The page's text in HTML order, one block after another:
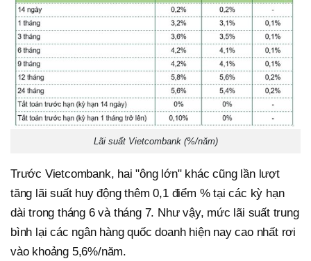
Lãi suất Vietcombank (%/năm)
Trước Vietcombank, hai "ông lớn" khác cũng lần lượt
tăng lãi suất huy động thêm 0,1 điểm % tại các kỳ hạn
dài trong tháng 6 và tháng 7. Như vậy, mức lãi suất trung
bình lại các ngân hàng quốc doanh hiện nay cao nhất rơi
vào khoảng 5,6%/năm.